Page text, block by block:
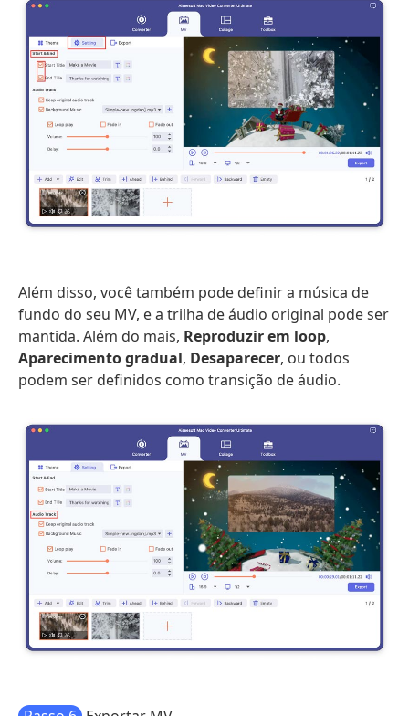
Além disso, você também pode definir a música de
fundo do seu MV, e a trilha de áudio original pode ser
mantida. Além do mais, Reproduzir em loop,
Aparecimento gradual, Desaparecer, ou todos
podem ser definidos como transição de áudio.